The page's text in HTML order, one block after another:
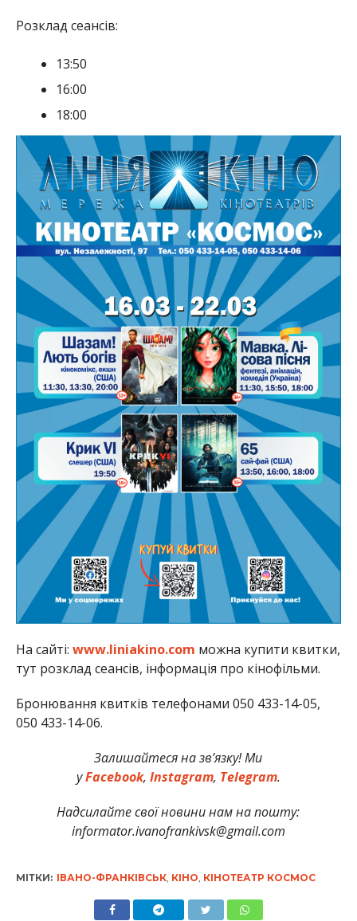
Розклад сеансів:
13:50
16:00
18:00
На сайті: www.liniakino.com можна купити квитки,
тут розклад сеансів, інформація про кінофільми.
Бронювання квитків телефонами 050 433-14-05,
050 433-14-06.
Залишайтеся на зв’язку! Ми
уFacebook, Instagram, Telegram.
Надсилайте свої новини нам на пошту:
informator.ivanofrankivsk@gmail.com
МІТКИ: ІВАНО-ФРАНКІВСЬК, КІНО, КІНОТЕАТР КОСМОС